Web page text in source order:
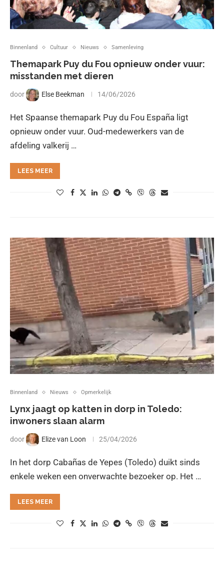
Binnenland Cultuur Nieuws Samenleving
Themapark Puy du Fou opnieuw onder vuur:
misstanden met dieren
door Else Beekman 14/06/2026
Het Spaanse themapark Puy du Fou España ligt
opnieuw onder vuur. Oud-medewerkers van de
afdeling valkerij …
LEES MEER
Binnenland Nieuws Opmerkelijk
Lynx jaagt op katten in dorp in Toledo:
inwoners slaan alarm
door Elize van Loon 25/04/2026
In het dorp Cabañas de Yepes (Toledo) duikt sinds
enkele weken een onverwachte bezoeker op. Het …
LEES MEER